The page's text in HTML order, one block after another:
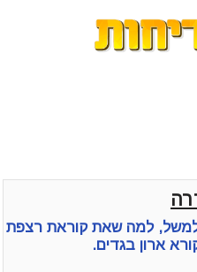
למשל, למה שאת קוראת רצפת
ארון בגדים.